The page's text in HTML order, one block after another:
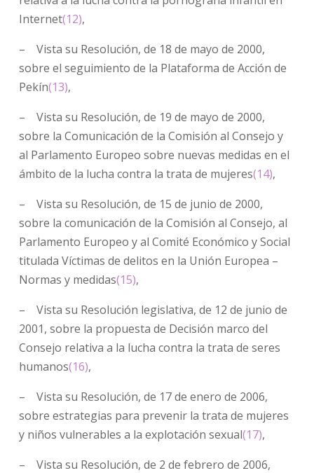
Internet(12),
– Vista su Resolución, de 18 de mayo de 2000,
sobre el seguimiento de la Plataforma de Acción de
Pekín(13),
– Vista su Resolución, de 19 de mayo de 2000,
sobre la Comunicación de la Comisión al Consejo y
al Parlamento Europeo sobre nuevas medidas en el
ámbito de la lucha contra la trata de mujeres(14),
– Vista su Resolución, de 15 de junio de 2000,
sobre la comunicación de la Comisión al Consejo, al
Parlamento Europeo y al Comité Económico y Social
titulada Víctimas de delitos en la Unión Europea –
Normas y medidas(15),
– Vista su Resolución legislativa, de 12 de junio de
2001, sobre la propuesta de Decisión marco del
Consejo relativa a la lucha contra la trata de seres
humanos(16),
– Vista su Resolución, de 17 de enero de 2006,
sobre estrategias para prevenir la trata de mujeres
y niños vulnerables a la explotación sexual(17),
– Vista su Resolución, de 2 de febrero de 2006,